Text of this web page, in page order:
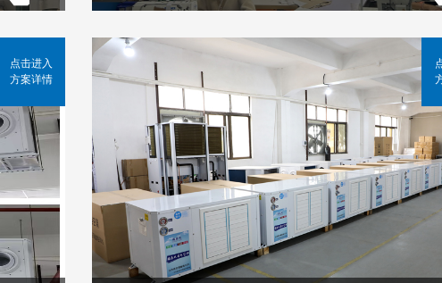
点击进入
方案详情